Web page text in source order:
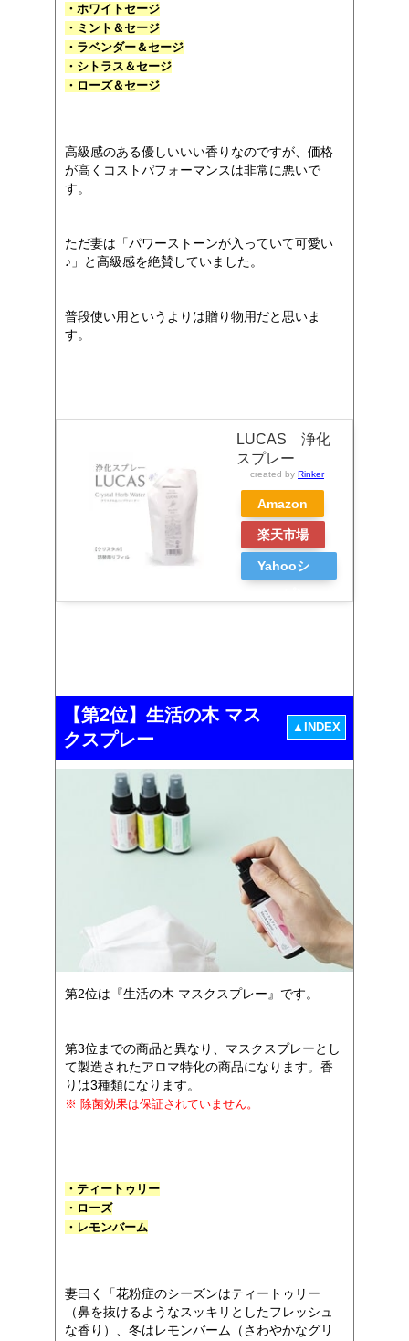
・ホワイトセージ
・ミント＆セージ
・ラベンダー＆セージ
・シトラス＆セージ
・ローズ＆セージ
高級感のある優しいいい香りなのですが、価格
が高くコストパフォーマンスは非常に悪いで
す。
ただ妻は「パワーストーンが入っていて可愛い
♪」と高級感を絶賛していました。
普段使い用というよりは贈り物用だと思いま
す。
LUCAS 浄化
スプレー
created by Rinker
Amazon
楽天市場
Yahooシ
【第2位】生活の木 マス
クスプレー
▲INDEX
第2位は『生活の木 マスクスプレー』です。
第3位までの商品と異なり、マスクスプレーとし
て製造されたアロマ特化の商品になります。香
りは3種類になります。
※ 除菌効果は保証されていません。
・ティートゥリー
・ローズ
・レモンバーム
妻曰く「花粉症のシーズンはティートゥリー
（鼻を抜けるようなスッキリとしたフレッシュ
な香り）、冬はレモンバーム（さわやかなグリ